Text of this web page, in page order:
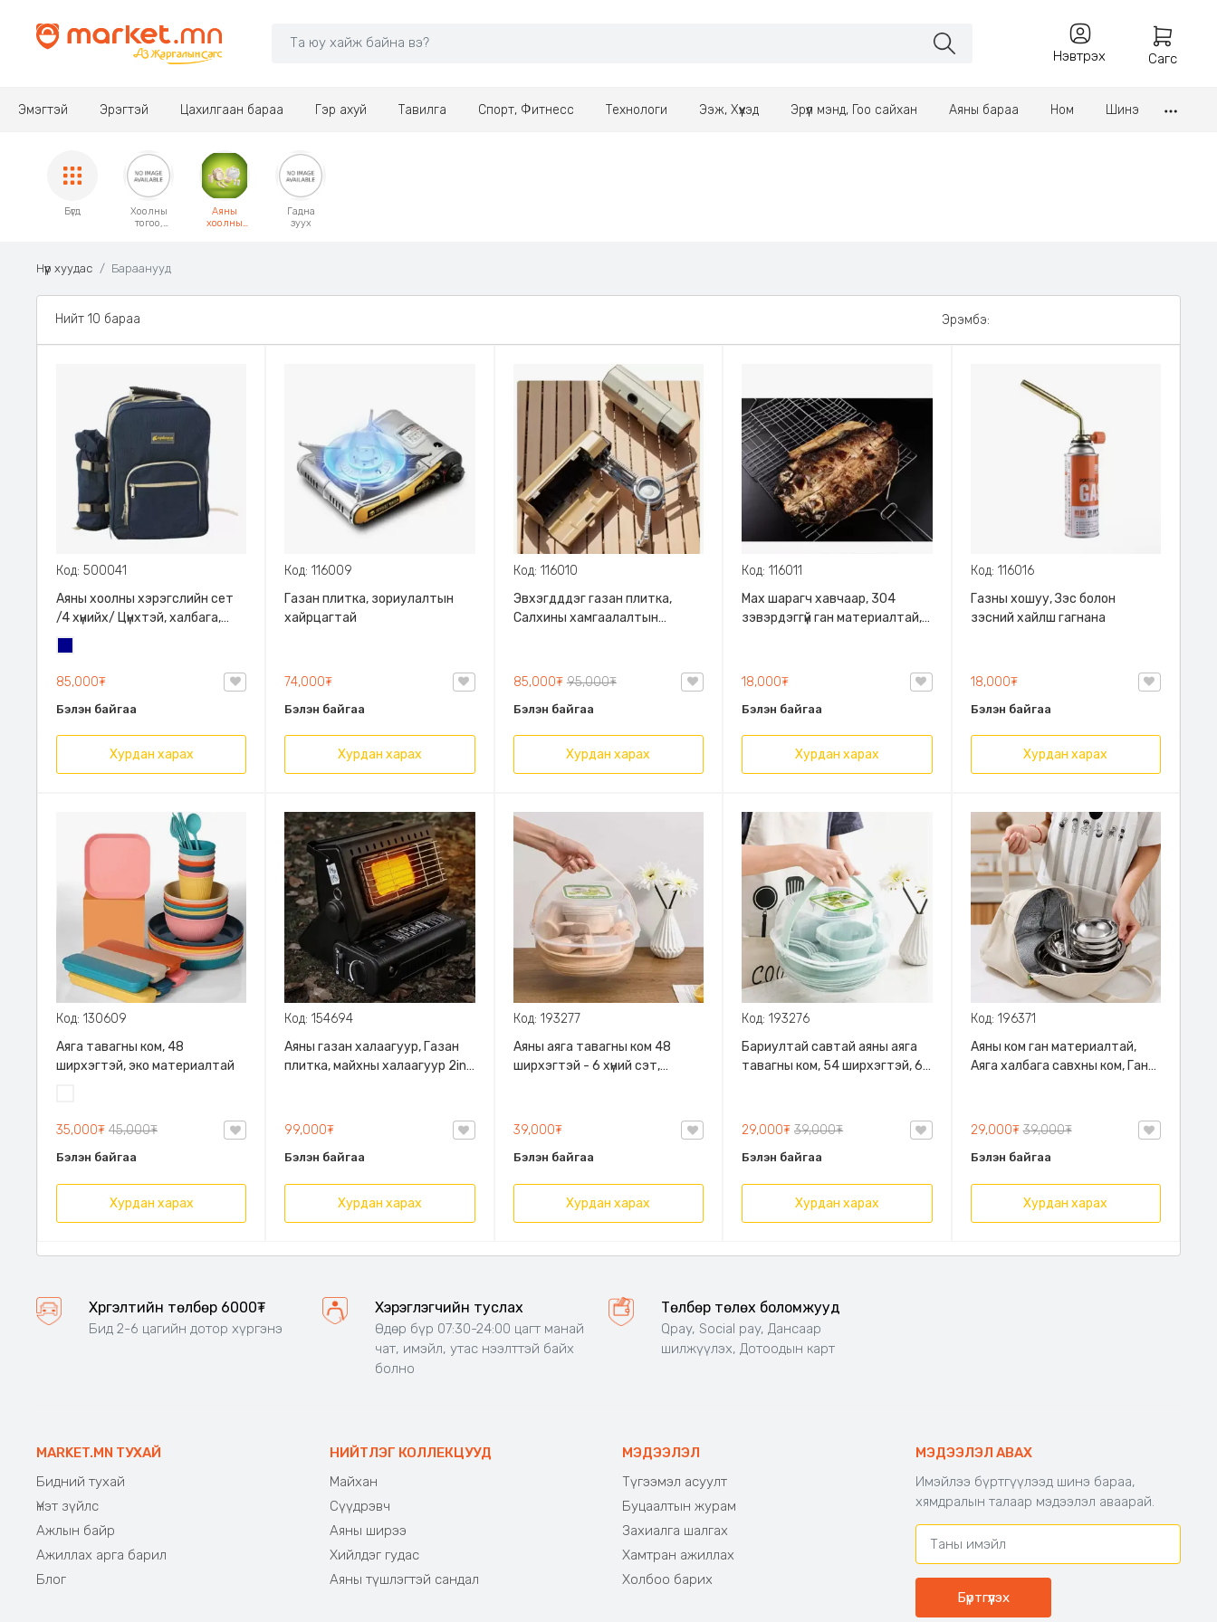
Нэвтрэх Сагс
Эмэгтэй Эрэгтэй Цахилгаан бараа Гэр ахуй Тавилга Спорт, Фитнесс Технологи Ээж, Хүүхэд Эрүүл мэнд, Гоо сайхан Аяны бараа Ном Шинэ
Бүгд
Хоолны
тогоо,
Аяны
хоолны
Гадна
зуух
Нүүр хуудас Бараанууд
Нийт 10 бараа Эрэмбэ:
Код: 500041
Аяны хоолны хэрэгслийн сет
/4 хүнийх/ Цүнхтэй, халбага,
сэрээ, аяга тавагны ком
85,000₮
Бэлэн байгаа
Хурдан харах
Код: 116009
Газан плитка, зориулалтын
хайрцагтай
74,000₮
Бэлэн байгаа
Хурдан харах
Код: 116010
Эвхэгдддэг газан плитка,
Салхины хамгаалалтын
85,000₮ 95,000₮
Бэлэн байгаа
Хурдан харах
Код: 116011
Мах шарагч хавчаар, 304
зэвэрдэггүй ган материалтай,
18,000₮
Бэлэн байгаа
Хурдан харах
Код: 116016
Газны хошуу, Зэс болон
зэсний хайлш гагнана
18,000₮
Бэлэн байгаа
Хурдан харах
Код: 130609
Аяга тавагны ком, 48
ширхэгтэй, эко материалтай
35,000₮ 45,000₮
Бэлэн байгаа
Хурдан харах
Код: 154694
Аяны газан халаагуур, Газан
плитка, майхны халаагуур 2in1
материалтай, 15м хүртэл
99,000₮
Бэлэн байгаа
Хурдан харах
Код: 193277
Аяны аяга тавагны ком 48
ширхэгтэй - 6 хүний сэт,
зориулалтын савтай
39,000₮
Бэлэн байгаа
Хурдан харах
Код: 193276
Бариултай савтай аяны аяга
тавагны ком, 54 ширхэгтэй, 6
29,000₮39,000₮
Бэлэн байгаа
Хурдан харах
Код: 196371
Аяны ком ган материалтай,
Аяга халбага савхны ком, Ган
савтай ком
29,000₮39,000₮
Бэлэн байгаа
Хурдан харах
Хүргэлтийн төлбөр 6000₮
Бид 2-6 цагийн дотор хүргэнэ
Хэрэглэгчийн туслах
Өдөр бүр 07:30-24:00 цагт манай
чат, имэйл, утас нээлттэй байх
болно
Төлбөр төлөх боломжууд
Qpay, Social pay, Дансаар
шилжүүлэх, Дотоодын карт
MARKET.MN ТУХАЙ
Бидний тухай
Үнэт зүйлс
Ажлын байр
Ажиллах арга барил
Блог
НИЙТЛЭГ КОЛЛЕКЦУУД
Майхан
Сүүдрэвч
Аяны ширээ
Хийлдэг гудас
Аяны түшлэгтэй сандал
МЭДЭЭЛЭЛ
Түгээмэл асуулт
Буцаалтын журам
Захиалга шалгах
Хамтран ажиллах
Холбоо барих
МЭДЭЭЛЭЛ АВАХ
Имэйлээ бүртгүүлээд шинэ бараа,
хямдралын талаар мэдээлэл аваарай.
Бүртгүүлэх